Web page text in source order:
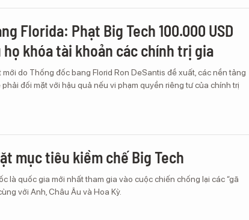
Florida: Phạt Big Tech 100.000 USD
họ khóa tài khoản các chính trị gia
do Thống đốc bang Florid Ron DeSantis đề xuất, các nền tảng
đối mặt với hậu quả nếu vi phạm quyền riêng tư của chính trị
mục tiêu kiềm chế Big Tech
là quốc gia mới nhất tham gia vào cuộc chiến chống lại các “gã
với Anh, Châu Âu và Hoa Kỳ.